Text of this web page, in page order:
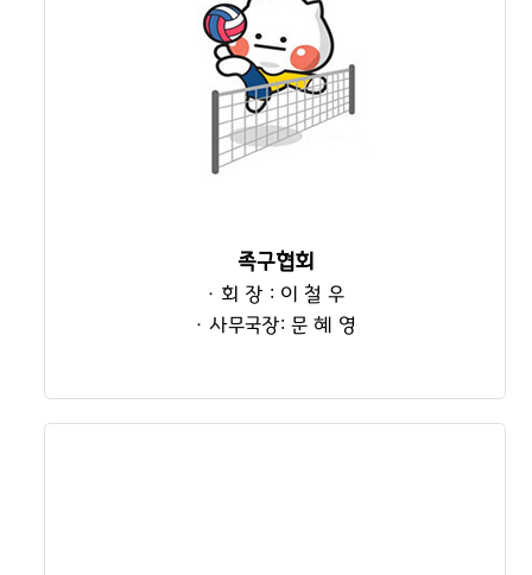
족구협회
· 회 장 : 이 철 우
· 사무국장: 문 혜 영